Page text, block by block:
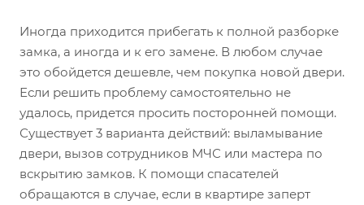
Иногда приходится прибегать к полной разборке
замка, а иногда и к его замене. В любом случае
это обойдется дешевле, чем покупка новой двери.
Если решить проблему самостоятельно не
удалось, придется просить посторонней помощи.
Существует 3 варианта действий: выламывание
двери, вызов сотрудников МЧС или мастера по
вскрытию замков. К помощи спасателей
обращаются в случае, если в квартире заперт